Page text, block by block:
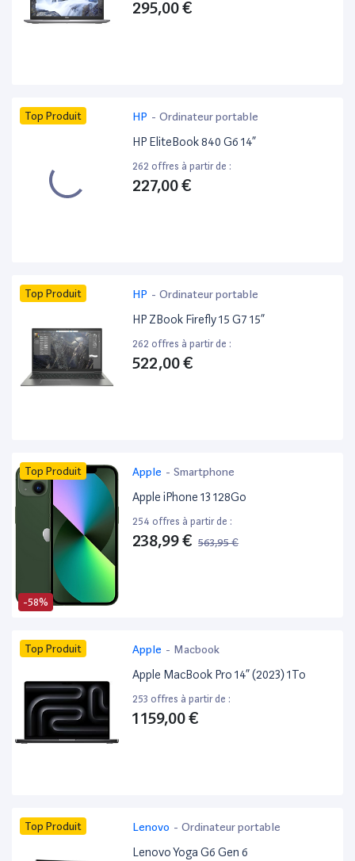
295,00 €
Top Produit HP - Ordinateur portable
HP EliteBook 840 G6 14”
262 offres à partir de :
227,00 €
Top Produit HP - Ordinateur portable
HP ZBook Firefly 15 G7 15”
262 offres à partir de :
522,00 €
-58%
Top Produit Apple - Smartphone
Apple iPhone 13 128Go
254 offres à partir de :
238,99 € 563,95 €
Top Produit Apple - Macbook
Apple MacBook Pro 14” (2023) 1To
253 offres à partir de :
1 159,00 €
Top Produit Lenovo - Ordinateur portable
Lenovo Yoga G6 Gen 6